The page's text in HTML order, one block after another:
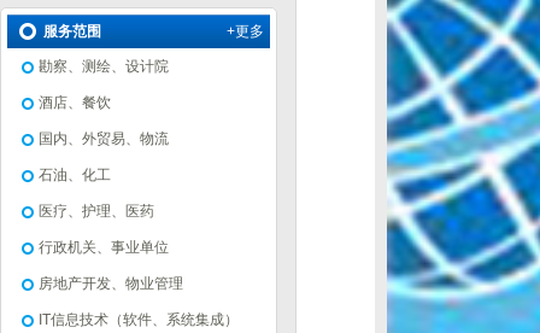
+更多
服务范围
勘察、测绘、设计院
酒店、餐饮
国内、外贸易、物流
石油、化工
医疗、护理、医药
行政机关、事业单位
房地产开发、物业管理
IT信息技术（软件、系统集成）